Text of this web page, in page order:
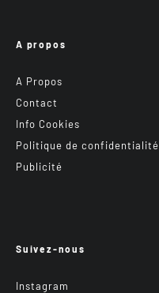
A propos
A Propos
Contact
Info Cookies
Politique de confidentialité
Publicité
Suivez-nous
Instagram